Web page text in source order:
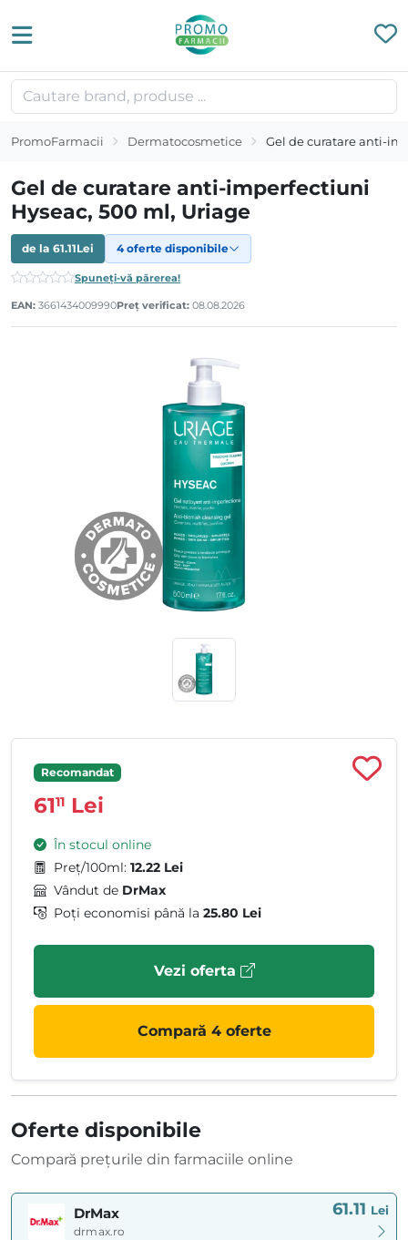
PromoFarmacii Dermatocosmetice Gel de curatare anti-
Gel de curatare anti-imperfectiuni
Hyseac, 500 ml, Uriage
de la 61.11Lei 4 oferte disponibile
Spuneți-vă părerea!
EAN: 3661434009990Preț verificat: 08.08.2026
Recomandat
6111 Lei
În stocul online
Preț/100ml: 12.22 Lei
Vândut de DrMax
Poți economisi până la 25.80 Lei
Vezi oferta
Compară 4 oferte
Oferte disponibile
Compară prețurile din farmaciile online
DrMax
drmax.ro
61.11 Lei